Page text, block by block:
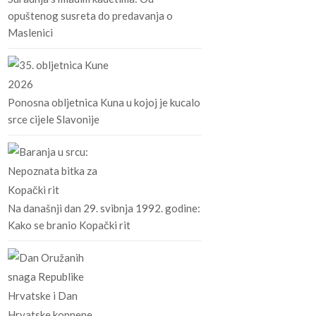
opuštenog susreta do predavanja o
Maslenici
Ponosna obljetnica Kuna u kojoj je kucalo
srce cijele Slavonije
Na današnji dan 29. svibnja 1992. godine:
Kako se branio Kopački rit